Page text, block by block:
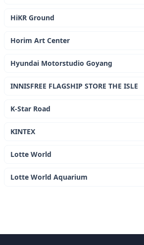
HiKR Ground
Horim Art Center
Hyundai Motorstudio Goyang
INNISFREE FLAGSHIP STORE THE ISLE
K-Star Road
KINTEX
Lotte World
Lotte World Aquarium